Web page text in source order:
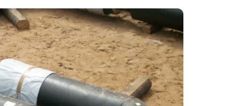
Alytaus miesto
Marijampolės
Prienų rajono